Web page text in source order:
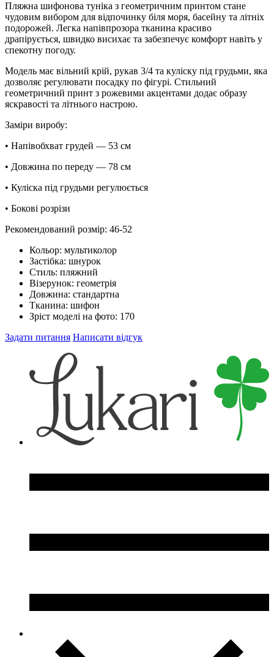
Пляжна шифонова туніка з геометричним принтом стане
чудовим вибором для відпочинку біля моря, басейну та літніх
подорожей. Легка напівпрозора тканина красиво
драпірується, швидко висихає та забезпечує комфорт навіть у
спекотну погоду.
Модель має вільний крій, рукав 3/4 та куліску під грудьми, яка
дозволяє регулювати посадку по фігурі. Стильний
геометричний принт з рожевими акцентами додає образу
яскравості та літнього настрою.
Заміри виробу:
• Напівобхват грудей — 53 см
• Довжина по переду — 78 см
• Куліска під грудьми регулюється
• Бокові розрізи
Рекомендований розмір: 46-52
Кольор: мультиколор
Застібка: шнурок
Стиль: пляжний
Візерунок: геометрія
Довжина: стандартна
Тканина: шифон
Зріст моделі на фото: 170
Задати питання Написати відгук